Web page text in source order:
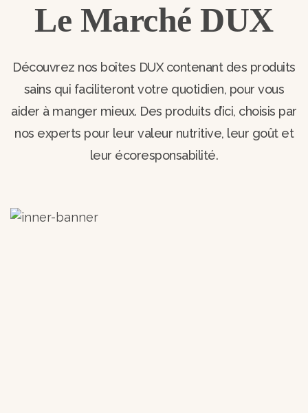
Le Marché DUX
Découvrez nos boîtes DUX contenant des produits
sains qui faciliteront votre quotidien, pour vous
aider à manger mieux. Des produits d’ici, choisis par
nos experts pour leur valeur nutritive, leur goût et
leur écoresponsabilité.